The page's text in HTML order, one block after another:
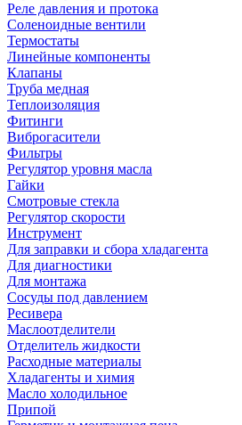
Реле давления и протока
Соленоидные вентили
Термостаты
Линейные компоненты
Клапаны
Труба медная
Теплоизоляция
Фитинги
Виброгасители
Фильтры
Регулятор уровня масла
Гайки
Смотровые стекла
Регулятор скорости
Инструмент
Для заправки и сбора хладагента
Для диагностики
Для монтажа
Сосуды под давлением
Ресивера
Маслоотделители
Отделитель жидкости
Расходные материалы
Хладагенты и химия
Масло холодильное
Припой